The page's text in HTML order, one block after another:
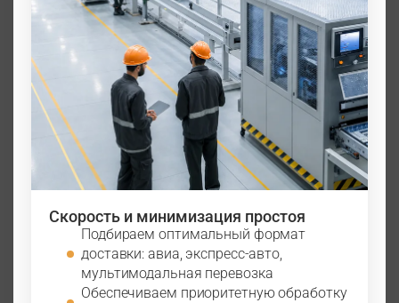
Скорость и минимизация простоя
Подбираем оптимальный формат
доставки: авиа, экспресс-авто,
мультимодальная перевозка
Обеспечиваем приоритетную обработку